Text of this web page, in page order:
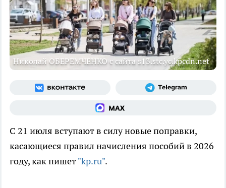
Николай ОБЕРЕМЧЕНКО с сайта s13.stc.yc.kpcdn.net
С 21 июля вступают в силу новые поправки,
касающиеся правил начисления пособий в 2026
году, как пишет"kp.ru".